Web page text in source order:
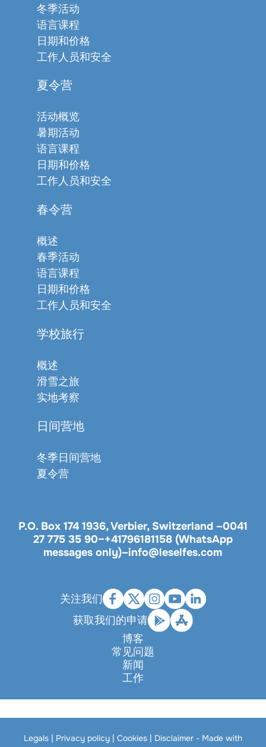
冬季活动
语言课程
日期和价格
工作人员和安全
夏令营
活动概览
暑期活动
语言课程
日期和价格
工作人员和安全
春令营
概述
春季活动
语言课程
日期和价格
工作人员和安全
学校旅行
概述
滑雪之旅
实地考察
日间营地
冬季日间营地
夏令营
P.O. Box 174 1936, Verbier, Switzerland –0041
27 775 35 90–+41796181158 (WhatsApp
messages only)–info@leselfes.com
关注我们
获取我们的申请
博客
常见问题
新闻
工作
Legals| Privacy policy| Cookies| Disclaimer- Made with